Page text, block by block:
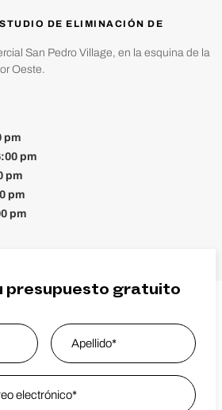
DE ELIMINACIÓN DE
San Pedro Village, en la esquina de la
Oeste.
pm
pm
pm
pm
pm
presupuesto gratuito